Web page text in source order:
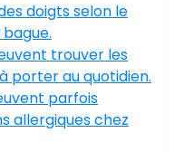
doigts selon le
trouver les
porter au quotidien.
parfois
allergiques chez